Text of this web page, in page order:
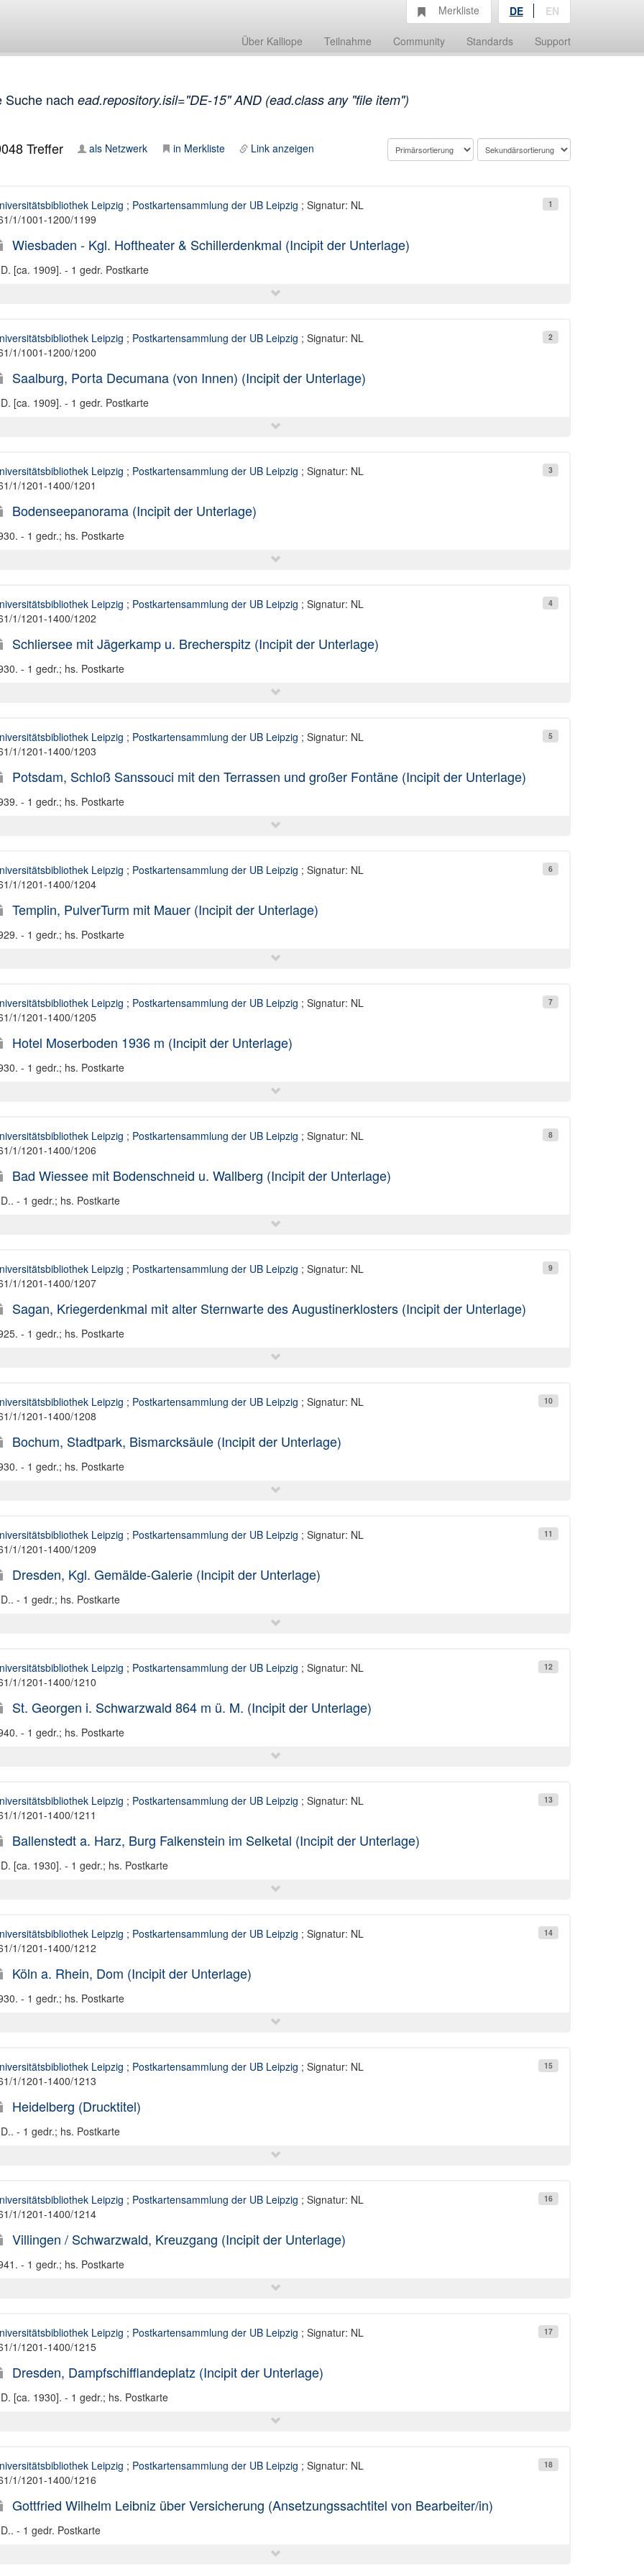
Über Kalliope Teilnahme Community Standards Support
Merkliste DE EN
Suche nach ead.repository.isil="DE-15" AND (ead.class any "file item")
Treffer als Netzwerk in Merkliste Link anzeigen
1
Leipzig ; Postkartensammlung der UB Leipzig ; Signatur: NL
1/1001-1200/1199
Wiesbaden - Kgl. Hoftheater & Schillerdenkmal (Incipit der Unterlage)
[ca. 1909]. - 1 gedr. Postkarte
2
Leipzig ; Postkartensammlung der UB Leipzig ; Signatur: NL
1/1001-1200/1200
Saalburg, Porta Decumana (von Innen) (Incipit der Unterlage)
[ca. 1909]. - 1 gedr. Postkarte
3
Leipzig ; Postkartensammlung der UB Leipzig ; Signatur: NL
1/1201-1400/1201
Bodenseepanorama (Incipit der Unterlage)
- 1 gedr.; hs. Postkarte
4
Leipzig ; Postkartensammlung der UB Leipzig ; Signatur: NL
1/1201-1400/1202
Schliersee mit Jägerkamp u. Brecherspitz (Incipit der Unterlage)
- 1 gedr.; hs. Postkarte
5
Leipzig ; Postkartensammlung der UB Leipzig ; Signatur: NL
1/1201-1400/1203
Potsdam, Schloß Sanssouci mit den Terrassen und großer Fontäne (Incipit der Unterlage)
- 1 gedr.; hs. Postkarte
6
Leipzig ; Postkartensammlung der UB Leipzig ; Signatur: NL
1/1201-1400/1204
Templin, PulverTurm mit Mauer (Incipit der Unterlage)
- 1 gedr.; hs. Postkarte
7
Leipzig ; Postkartensammlung der UB Leipzig ; Signatur: NL
1/1201-1400/1205
Hotel Moserboden 1936 m (Incipit der Unterlage)
- 1 gedr.; hs. Postkarte
8
Leipzig ; Postkartensammlung der UB Leipzig ; Signatur: NL
1/1201-1400/1206
Bad Wiessee mit Bodenschneid u. Wallberg (Incipit der Unterlage)
- 1 gedr.; hs. Postkarte
9
Leipzig ; Postkartensammlung der UB Leipzig ; Signatur: NL
1/1201-1400/1207
Sagan, Kriegerdenkmal mit alter Sternwarte des Augustinerklosters (Incipit der Unterlage)
- 1 gedr.; hs. Postkarte
10
Leipzig ; Postkartensammlung der UB Leipzig ; Signatur: NL
1/1201-1400/1208
Bochum, Stadtpark, Bismarcksäule (Incipit der Unterlage)
- 1 gedr.; hs. Postkarte
11
Leipzig ; Postkartensammlung der UB Leipzig ; Signatur: NL
1/1201-1400/1209
Dresden, Kgl. Gemälde-Galerie (Incipit der Unterlage)
- 1 gedr.; hs. Postkarte
12
Leipzig ; Postkartensammlung der UB Leipzig ; Signatur: NL
1/1201-1400/1210
St. Georgen i. Schwarzwald 864 m ü. M. (Incipit der Unterlage)
- 1 gedr.; hs. Postkarte
13
Leipzig ; Postkartensammlung der UB Leipzig ; Signatur: NL
1/1201-1400/1211
Ballenstedt a. Harz, Burg Falkenstein im Selketal (Incipit der Unterlage)
[ca. 1930]. - 1 gedr.; hs. Postkarte
14
Leipzig ; Postkartensammlung der UB Leipzig ; Signatur: NL
1/1201-1400/1212
Köln a. Rhein, Dom (Incipit der Unterlage)
- 1 gedr.; hs. Postkarte
15
Leipzig ; Postkartensammlung der UB Leipzig ; Signatur: NL
1/1201-1400/1213
Heidelberg (Drucktitel)
- 1 gedr.; hs. Postkarte
16
Leipzig ; Postkartensammlung der UB Leipzig ; Signatur: NL
1/1201-1400/1214
Villingen / Schwarzwald, Kreuzgang (Incipit der Unterlage)
- 1 gedr.; hs. Postkarte
17
Leipzig ; Postkartensammlung der UB Leipzig ; Signatur: NL
1/1201-1400/1215
Dresden, Dampfschifflandeplatz (Incipit der Unterlage)
[ca. 1930]. - 1 gedr.; hs. Postkarte
18
Leipzig ; Postkartensammlung der UB Leipzig ; Signatur: NL
1/1201-1400/1216
Gottfried Wilhelm Leibniz über Versicherung (Ansetzungssachtitel von Bearbeiter/in)
- 1 gedr. Postkarte